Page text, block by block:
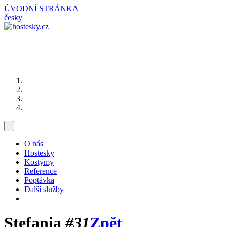
ÚVODNÍ STRÁNKA
česky
O nás
Hostesky
Kostýmy
Reference
Poptávka
Další služby
Stefania #31Zpět